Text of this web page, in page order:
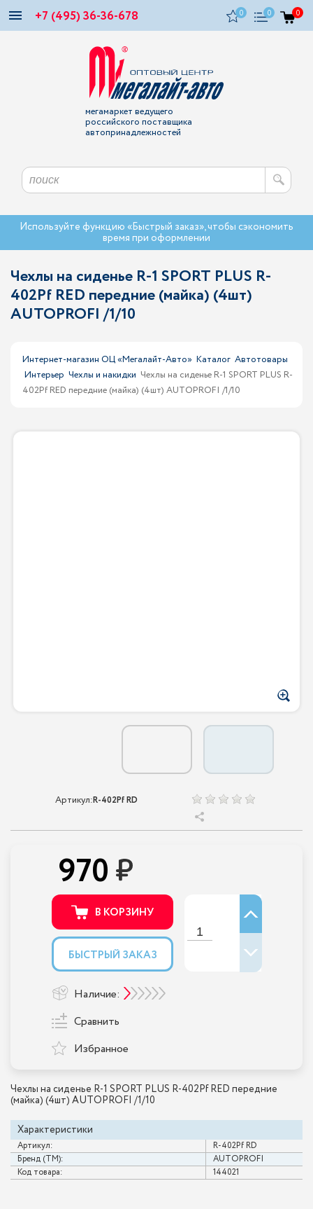
+7 (495) 36-36-678 0 0 0
мегамаркет ведущего
российского поставщика
автопринадлежностей
Используйте функцию «Быстрый заказ», чтобы сэкономить
время при оформлении
Чехлы на сиденье R-1 SPORT PLUS R-
402Pf RED передние (майка) (4шт)
AUTOPROFI /1/10
Интернет-магазин ОЦ «Мегалайт-Авто» Каталог Автотовары
Интерьер Чехлы и накидки Чехлы на сиденье R-1 SPORT PLUS R-
402Pf RED передние (майка) (4шт) AUTOPROFI /1/10
Артикул:R-402Pf RD
Чехлы на сиденье R-1 SPORT PLUS R-402Pf RED передние
(майка) (4шт) AUTOPROFI /1/10
Характеристики
Артикул:
R-402Pf RD
Бренд (ТМ):
AUTOPROFI
Код товара:
144021
970
В КОРЗИНУ
БЫСТРЫЙ ЗАКАЗ
Наличие:
Сравнить
Избранное